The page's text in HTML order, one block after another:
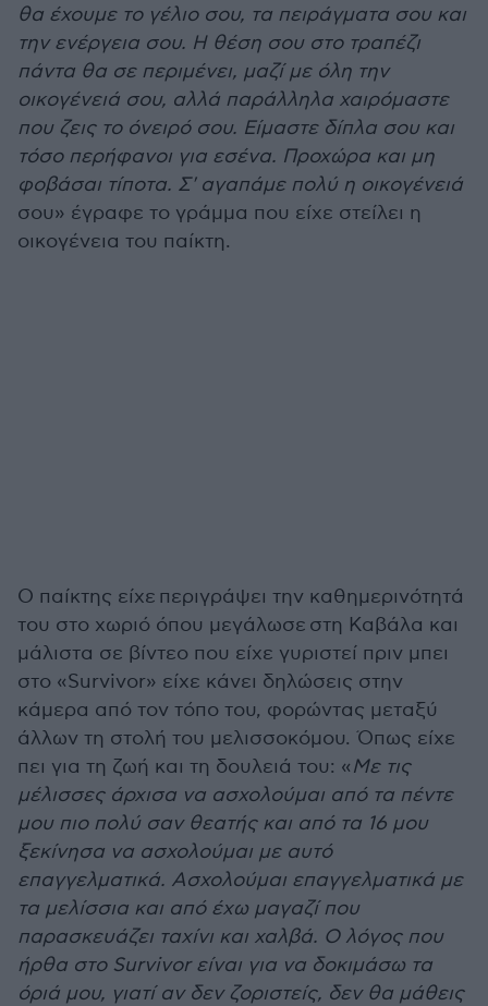
θα έχουμε το γέλιο σου, τα πειράγματα σου και
την ενέργεια σου. Η θέση σου στο τραπέζι
πάντα θα σε περιμένει, μαζί με όλη την
οικογένειά σου, αλλά παράλληλα χαιρόμαστε
που ζεις το όνειρό σου. Είμαστε δίπλα σου και
τόσο περήφανοι για εσένα. Προχώρα και μη
φοβάσαι τίποτα. Σ' αγαπάμε πολύ η οικογένειά
σου» έγραφε το γράμμα που είχε στείλει η
οικογένεια του παίκτη.
Ο παίκτης είχε περιγράψει την καθημερινότητά
του στο χωριό όπου μεγάλωσε στη Καβάλα και
μάλιστα σε βίντεο που είχε γυριστεί πριν μπει
στο «Survivor» είχε κάνει δηλώσεις στην
κάμερα από τον τόπο του, φορώντας μεταξύ
άλλων τη στολή του μελισσοκόμου. Όπως είχε
πει για τη ζωή και τη δουλειά του: «Με τις
μέλισσες άρχισα να ασχολούμαι από τα πέντε
μου πιο πολύ σαν θεατής και από τα 16 μου
ξεκίνησα να ασχολούμαι με αυτό
επαγγελματικά. Ασχολούμαι επαγγελματικά με
τα μελίσσια και από έχω μαγαζί που
παρασκευάζει ταχίνι και χαλβά. Ο λόγος που
ήρθα στο Survivor είναι για να δοκιμάσω τα
όριά μου, γιατί αν δεν ζοριστείς, δεν θα μάθεις